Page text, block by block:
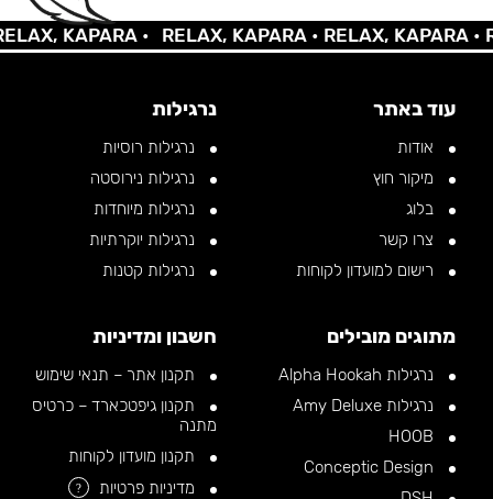
KAPARA • RELAX, KAPARA •RELAX, KAPARA •
עוד באתר
אודות
מיקור חוץ
בלוג
צרו קשר
רישום למועדון לקוחות
נרגילות
נרגילות רוסיות
נרגילות נירוסטה
נרגילות מיוחדות
נרגילות יוקרתיות
נרגילות קטנות
מתוגים מובילים
נרגילות Alpha Hookah
נרגילות Amy Deluxe
חשבון ומדיניות
תקנון אתר – תנאי שימוש
תקנון גיפטכארד – כרטיס
מתנה
תקנון מועדון לקוחות
מדיניות פרטיות
?